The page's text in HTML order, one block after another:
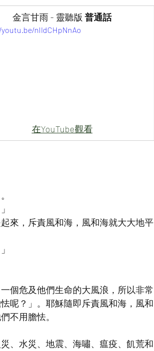
金言甘雨 - 靈聽版 普通話
nlIdCHpNnAo
在YouTube觀看
來，斥責風和海，風和海就大大地平
個危及他們生命的大風浪，所以非常
呢？」。耶穌隨即斥責風和海，風和
不用膽怯。
、水災、地震、海嘯、瘟疫、飢荒和